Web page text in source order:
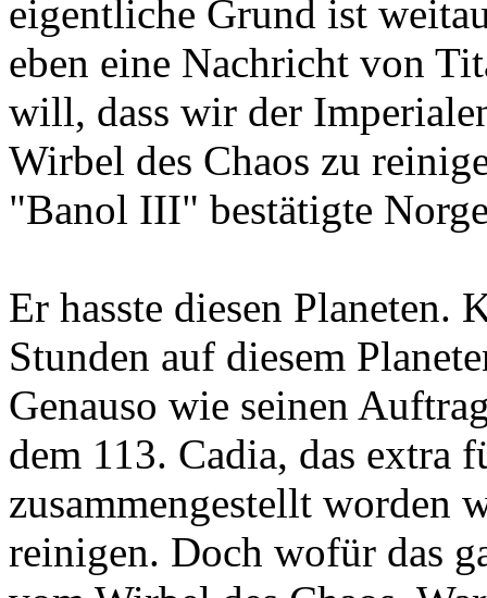
eigentliche Grund ist
eben eine Nachricht von
will, dass wir der
Wirbel des Chaos zu
"Banol III" bestätigte
Er hasste diesen Planeten.
Stunden auf diesem
Genauso wie seinen
dem 113. Cadia, das extra
zusammengestellt worden
reinigen. Doch wofür das